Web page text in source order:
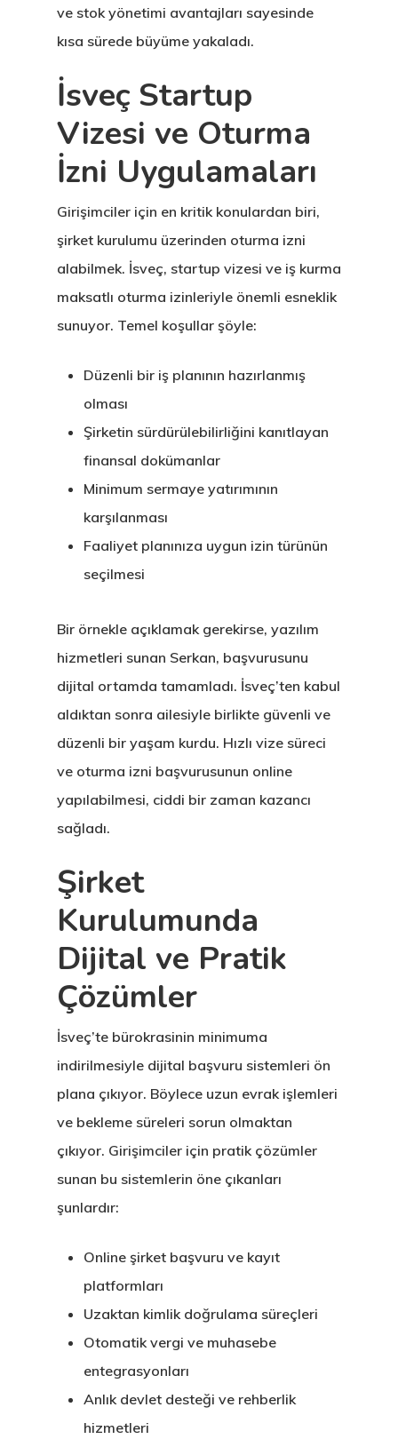
ve stok yönetimi avantajları sayesinde
kısa sürede büyüme yakaladı.
İsveç Startup
Vizesi ve Oturma
İzni Uygulamaları
Girişimciler için en kritik konulardan biri,
şirket kurulumu üzerinden oturma izni
alabilmek. İsveç, startup vizesi ve iş kurma
maksatlı oturma izinleriyle önemli esneklik
sunuyor. Temel koşullar şöyle:
Düzenli bir iş planının hazırlanmış
olması
Şirketin sürdürülebilirliğini kanıtlayan
finansal dokümanlar
Minimum sermaye yatırımının
karşılanması
Faaliyet planınıza uygun izin türünün
seçilmesi
Bir örnekle açıklamak gerekirse, yazılım
hizmetleri sunan Serkan, başvurusunu
dijital ortamda tamamladı. İsveç’ten kabul
aldıktan sonra ailesiyle birlikte güvenli ve
düzenli bir yaşam kurdu. Hızlı vize süreci
ve oturma izni başvurusunun online
yapılabilmesi, ciddi bir zaman kazancı
sağladı.
Şirket
Kurulumunda
Dijital ve Pratik
Çözümler
İsveç’te bürokrasinin minimuma
indirilmesiyle dijital başvuru sistemleri ön
plana çıkıyor. Böylece uzun evrak işlemleri
ve bekleme süreleri sorun olmaktan
çıkıyor. Girişimciler için pratik çözümler
sunan bu sistemlerin öne çıkanları
şunlardır:
Online şirket başvuru ve kayıt
platformları
Uzaktan kimlik doğrulama süreçleri
Otomatik vergi ve muhasebe
entegrasyonları
Anlık devlet desteği ve rehberlik
hizmetleri
Avrupa Birliği
Oturma Ve
Çalışma İzni
Danışan
Talebi
Yatırımcı
Programı
Estonya
Kuruluşu
Estonya
Vize Programı
EU Temporary
– Startup Visa
Finladiya